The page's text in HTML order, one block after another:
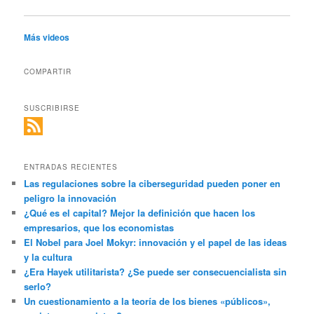
Más videos
COMPARTIR
SUSCRIBIRSE
ENTRADAS RECIENTES
Las regulaciones sobre la ciberseguridad pueden poner en
peligro la innovación
¿Qué es el capital? Mejor la definición que hacen los
empresarios, que los economistas
El Nobel para Joel Mokyr: innovación y el papel de las ideas
y la cultura
¿Era Hayek utilitarista? ¿Se puede ser consecuencialista sin
serlo?
Un cuestionamiento a la teoría de los bienes «públicos»,